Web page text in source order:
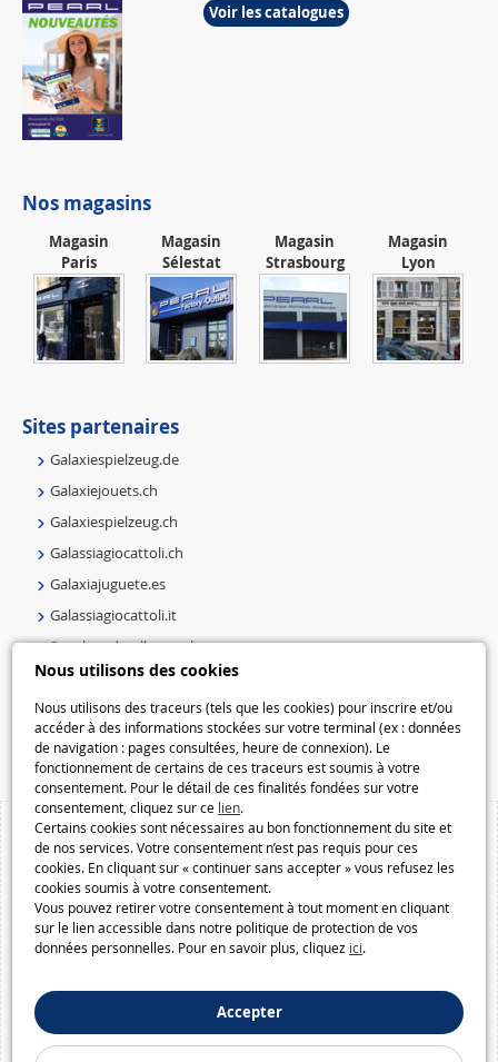
Nous utilisons des cookies
Nous utilisons des traceurs (tels que les cookies) pour inscrire et/ou
accéder à des informations stockées sur votre terminal (ex : données
de navigation : pages consultées, heure de connexion). Le
fonctionnement de certains de ces traceurs est soumis à votre
consentement. Pour le détail de ces finalités fondées sur votre
consentement, cliquez sur ce lien.
Certains cookies sont nécessaires au bon fonctionnement du site et
de nos services. Votre consentement n’est pas requis pour ces
cookies. En cliquant sur « continuer sans accepter » vous refusez les
cookies soumis à votre consentement.
Vous pouvez retirer votre consentement à tout moment en cliquant
sur le lien accessible dans notre politique de protection de vos
données personnelles. Pour en savoir plus, cliquez ici.
Accepter
Voir les catalogues
Nos magasins
Magasin
Paris
Magasin
Sélestat
Magasin
Strasbourg
Magasin
Lyon
Sites partenaires
Galaxiespielzeug.de
Galaxiejouets.ch
Galaxiespielzeug.ch
Galassiagiocattoli.ch
Galaxiajuguete.es
Galassiagiocattoli.it
Speelgoedmelkweg.nl
Galaxiespielzeug.be
Speelgoedmelkweg.be
Macway.com